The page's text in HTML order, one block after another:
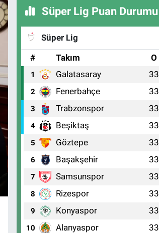
Süper Lig Puan Durumu
Süper Lig
#
Takım O
1 Galatasaray 33
2 Fenerbahçe 33
3 Trabzonspor 33
4 Beşiktaş 33
5 Göztepe 33
6 Başakşehir 33
7 Samsunspor 33
8 Rizespor 33
9 Konyaspor 33
10 Alanyaspor 33